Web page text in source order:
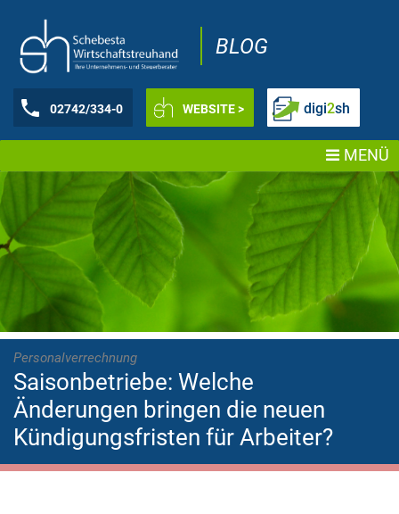
BLOG
02742/334-0 WEBSITE > digi2sh
MENÜ
Personalverrechnung
Saisonbetriebe: Welche
Änderungen bringen die neuen
Kündigungsfristen für Arbeiter?